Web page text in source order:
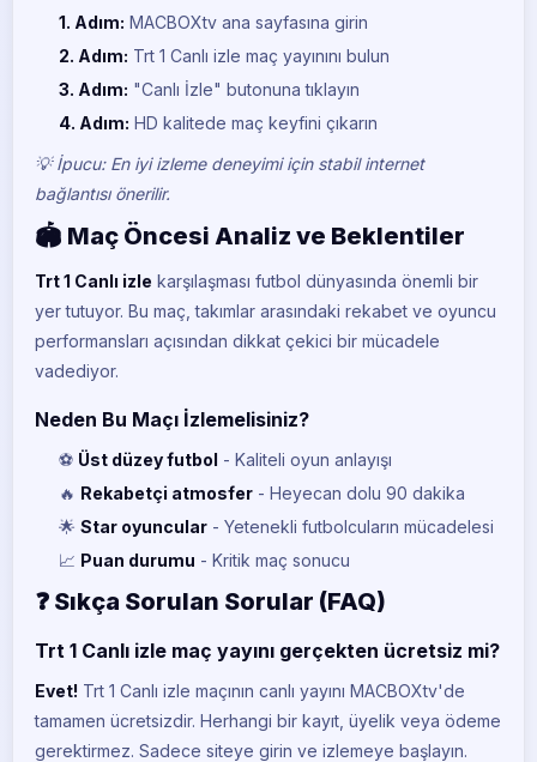
1. Adım: MACBOXtv ana sayfasına girin
2. Adım: Trt 1 Canlı izle maç yayınını bulun
3. Adım: "Canlı İzle" butonuna tıklayın
4. Adım: HD kalitede maç keyfini çıkarın
💡 İpucu: En iyi izleme deneyimi için stabil internet
bağlantısı önerilir.
🏟️ Maç Öncesi Analiz ve Beklentiler
Trt 1 Canlı izle karşılaşması futbol dünyasında önemli bir
yer tutuyor. Bu maç, takımlar arasındaki rekabet ve oyuncu
performansları açısından dikkat çekici bir mücadele
vadediyor.
Neden Bu Maçı İzlemelisiniz?
⚽ Üst düzey futbol - Kaliteli oyun anlayışı
🔥 Rekabetçi atmosfer - Heyecan dolu 90 dakika
🌟 Star oyuncular - Yetenekli futbolcuların mücadelesi
📈 Puan durumu - Kritik maç sonucu
❓ Sıkça Sorulan Sorular (FAQ)
Trt 1 Canlı izle maç yayını gerçekten ücretsiz mi?
Evet! Trt 1 Canlı izle maçının canlı yayını MACBOXtv'de
tamamen ücretsizdir. Herhangi bir kayıt, üyelik veya ödeme
gerektirmez. Sadece siteye girin ve izlemeye başlayın.